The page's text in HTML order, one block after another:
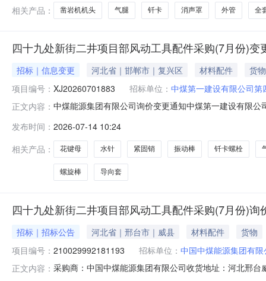
相关产品：
凿岩机机头 气腿 钎卡 消声罩 外管 全
四十九处新街二井项目部风动工具配件采购(7月份)变
招标｜信息变更 河北省｜邯郸市｜复兴区 材料配件
货物
项目编号： XJ20260701883 招标单位： 中煤第一建设有限公司第
正文内容： 中煤能源集团有限公司询价变更通知中煤第一建设有限
参与非公开询价业务的报价单位，请登录中煤供应链系
发布时间： 2026-07-14 10:24
相关产品：
花键母 水针 紧固销 振动棒 钎卡螺栓
螺旋棒 导向套
四十九处新街二井项目部风动工具配件采购(7月份)询
招标｜招标公告 河北省｜邢台市｜威县 材料配件
货物
项目编号： 210029992181193 招标单位： 中国中煤能源集团有限
正文内容： 采购商：中国中煤能源集团有限公司收货地址：河北邢